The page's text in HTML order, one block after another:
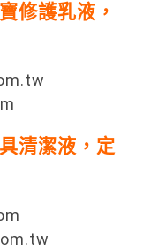
修護乳液，
清潔液，定